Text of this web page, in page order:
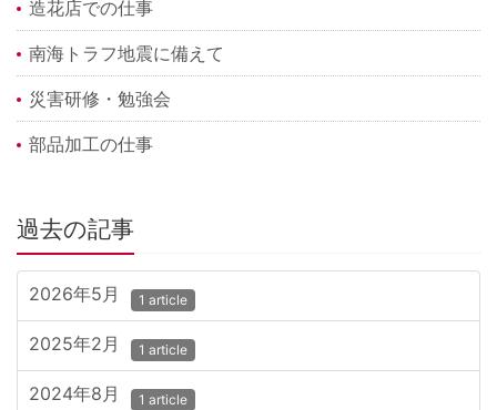
造花店での仕事
南海トラフ地震に備えて
災害研修・勉強会
部品加工の仕事
過去の記事
2026年5月 1 article
2025年2月 1 article
2024年8月 1 article